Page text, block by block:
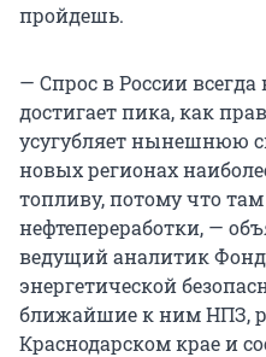
пройдешь.
— Спрос в России
достигает пика, как
усугубляет нынешнюю
новых регионах
топливу, потому что
нефтепереработки, —
ведущий аналитик
энергетической
ближайшие к ним НПЗ,
Краснодарском крае и